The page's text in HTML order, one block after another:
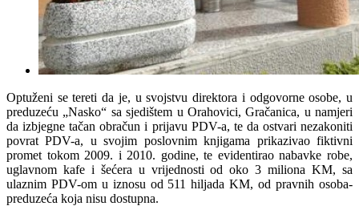
Optuženi se tereti da je, u svojstvu direktora i odgovorne osobe, u
preduzeću „Nasko“ sa sjedištem u Orahovici, Gračanica, u namjeri
da izbjegne tačan obračun i prijavu PDV-a, te da ostvari nezakoniti
povrat PDV-a, u svojim poslovnim knjigama prikazivao fiktivni
promet tokom 2009. i 2010. godine, te evidentirao nabavke robe,
uglavnom kafe i šećera u vrijednosti od oko 3 miliona KM, sa
ulaznim PDV-om u iznosu od 511 hiljada KM, od pravnih osoba-
preduzeća koja nisu dostupna.